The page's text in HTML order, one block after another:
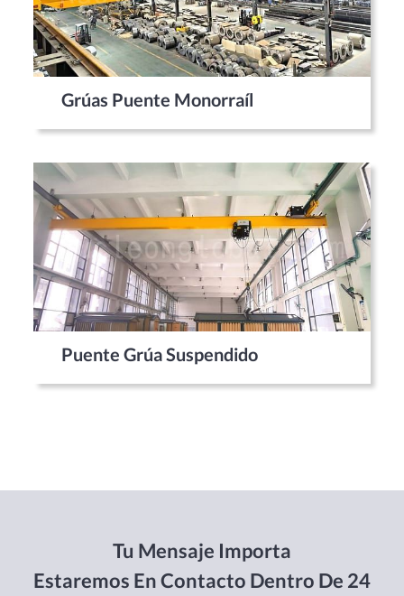
Grúas Puente Monorraíl
Puente Grúa Suspendido
Tu Mensaje Importa
Estaremos En Contacto Dentro De 24